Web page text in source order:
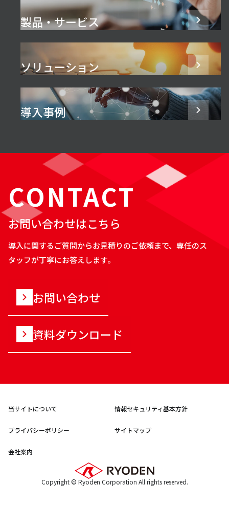
製品・サービス
ソリューション
導入事例
CONTACT
お問い合わせはこちら
導入に関するご質問からお見積りのご依頼まで、専任のス
タッフが丁寧にお答えします。
お問い合わせ
資料ダウンロード
当サイトについて 情報セキュリティ基本方針
プライバシーポリシー サイトマップ
会社案内
Copyright © Ryoden Corporation All rights reserved.